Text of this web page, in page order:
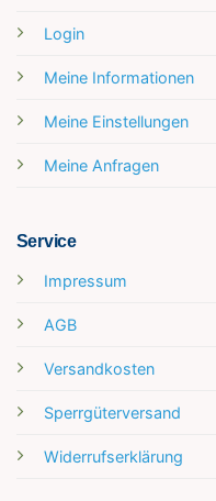
Login
Meine Informationen
Meine Einstellungen
Meine Anfragen
Service
Impressum
AGB
Versandkosten
Sperrgüterversand
Widerrufserklärung